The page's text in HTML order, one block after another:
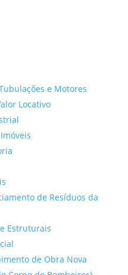
e Motores
Locativo
de Resíduos da
Estruturais
de Obra Nova